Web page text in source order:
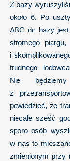
Z bazy
około 6. Po
ABC do bazy jest
stromego
i
trudnego
Nie
z
powiedzieć, że
niecałe sześć
sporo osób
w nas to
zmienionym przy